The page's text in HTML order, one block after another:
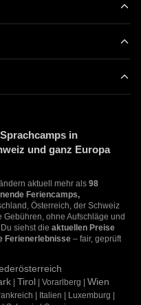
in
und ganz Europa
aktuell mehr als 98
Feriencamps,
Österreich, der Schweiz
ohne Aufschläge und
Du siehst die aktuellen Preise
Ferienerlebnisse – fair, geprüft
Tirol | Vorarlberg | Wien
| Italien | Luxemburg |